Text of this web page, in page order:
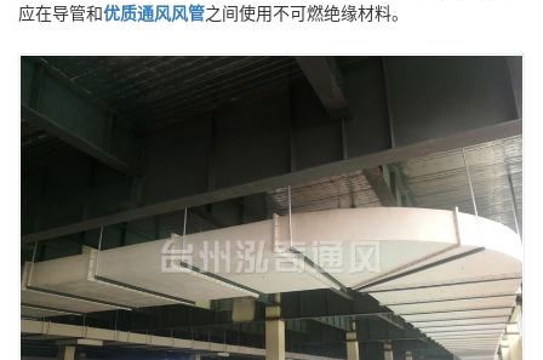
应在导管和优质通风风管之间使用不可燃绝缘材料。